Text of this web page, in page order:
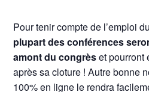
Pour tenir compte de l’emploi
plupart des conférences
amont du congrèset pourront
après sa cloture ! Autre bonne
100% en ligne le rendra